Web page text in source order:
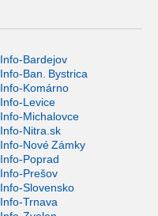
Info-Bardejov
Info-Ban. Bystrica
Info-Komárno
Info-Levice
Info-Michalovce
Info-Nitra.sk
Info-Nové Zámky
Info-Poprad
Info-Prešov
Info-Slovensko
Info-Trnava